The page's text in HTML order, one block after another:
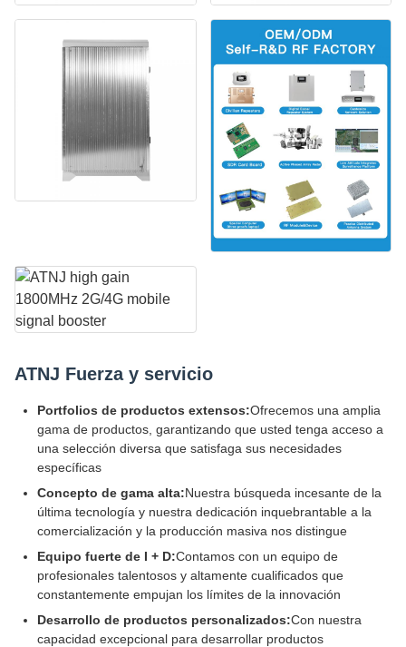
ATNJ Fuerza y servicio
Portfolios de productos extensos:Ofrecemos una amplia
gama de productos, garantizando que usted tenga acceso a
una selección diversa que satisfaga sus necesidades
específicas
Concepto de gama alta:Nuestra búsqueda incesante de la
última tecnología y nuestra dedicación inquebrantable a la
comercialización y la producción masiva nos distingue
Equipo fuerte de I + D:Contamos con un equipo de
profesionales talentosos y altamente cualificados que
constantemente empujan los límites de la innovación
Desarrollo de productos personalizados:Con nuestra
capacidad excepcional para desarrollar productos